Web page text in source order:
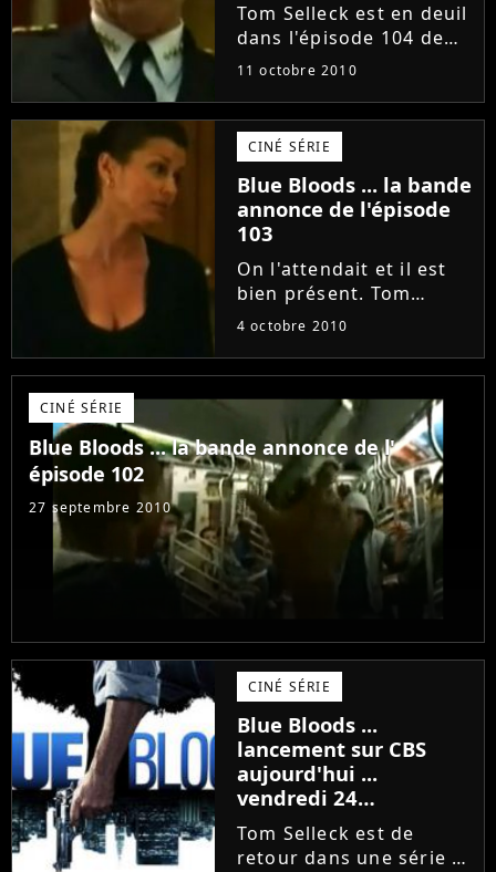
Tom Selleck est en deuil
dans l'épisode 104 de
Blue Bloods - Saison 1.
annonce de l'épisode,
diffusé vendredi 15
octobre 2010 sur CBS.
C'est sur Purefans
News...
11 octobre 2010
CINÉ SÉRIE
Blue Bloods ... la bande
annonce de l'épisode
103
On l'attendait et il est
bien présent. Tom
Selleck porte toujours
saison 1 de Blue Bloods
Et voici sur Purefans
News by Adobuzz...
4 octobre 2010
CINÉ SÉRIE
Blue Bloods ... la bande annonce de l'
épisode 102
27 septembre 2010
CINÉ SÉRIE
Blue Bloods ...
lancement sur CBS
aujourd'hui ...
vendredi 24
septembre 2010
Tom Selleck est de
retour dans une série !!